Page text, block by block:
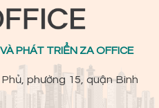
PHÁT TRIỂN ZA OFFICE
phường 15, quận Bình